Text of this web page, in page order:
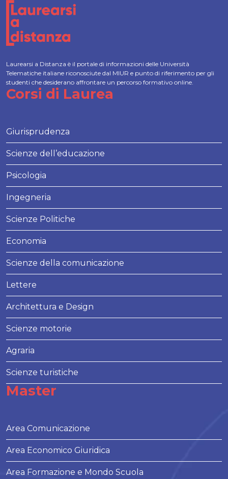
Laurearsi a Distanza è il portale di informazioni delle Università
Telematiche italiane riconosciute dal MIUR e punto di riferimento per gli
studenti che desiderano affrontare un percorso formativo online.
Corsi di Laurea
Giurisprudenza
Scienze dell’educazione
Psicologia
Ingegneria
Scienze Politiche
Economia
Scienze della comunicazione
Lettere
Architettura e Design
Scienze motorie
Agraria
Scienze turistiche
Master
Area Comunicazione
Area Economico Giuridica
Area Formazione e Mondo Scuola